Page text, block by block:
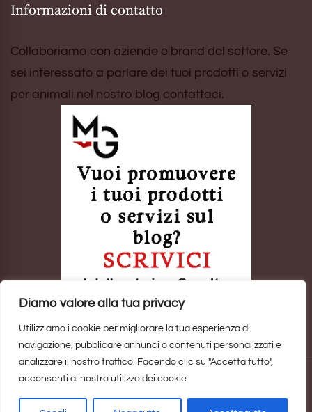
Diamo valore alla tua privacy
Utilizziamo i cookie per migliorare la tua esperienza di
navigazione, pubblicare annunci o contenuti personalizzati e
analizzare il nostro traffico. Facendo clic su "Accetta tutto",
acconsenti al nostro utilizzo dei cookie.
Informazioni di contatto
Collaboriamo con aziende e brand del settore. Se
sei interessato a parlare dei tuoi prodotti o servizi
per animali nel nostro blog contattaci.
Sito realizzato daMarina Galatioto. ©2025 Tutti i Diritti Riservati -
Privacy Policy